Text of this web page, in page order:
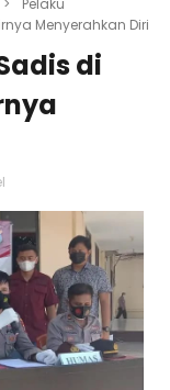
>
Pelaku
Menyerahkan Diri
di